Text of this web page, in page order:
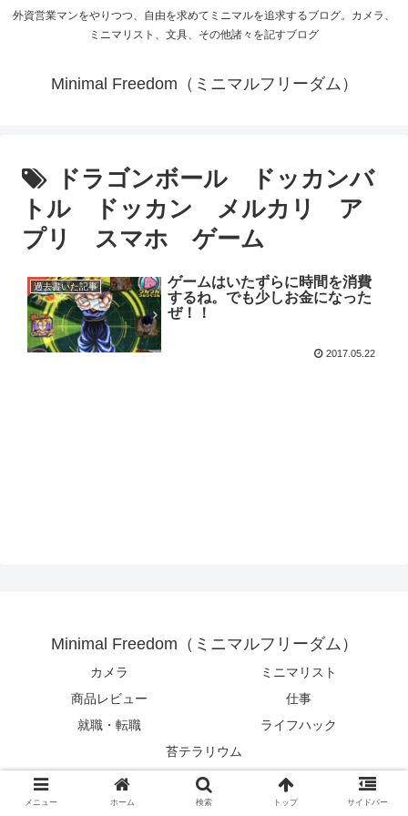
外資営業マンをやりつつ、自由を求めてミニマルを追求するブログ。カメラ、
ミニマリスト、文具、その他諸々を記すブログ
Minimal Freedom（ミニマルフリーダム）
ドラゴンボール ドッカンバ
トル ドッカン メルカリ ア
プリ スマホ ゲーム
過去書いた記事
ゲームはいたずらに時間を消費
するね。でも少しお金になった
ぜ！！
2017.05.22
Minimal Freedom（ミニマルフリーダム）
カメラ
ミニマリスト
商品レビュー
仕事
就職・転職
ライフハック
苔テラリウム
© 2017 Minimal Freedom（ミニマルフリーダム）.
メニュー ホーム 検索 トップ サイドバー